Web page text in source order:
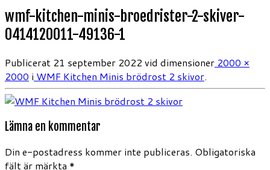
wmf-kitchen-minis-broedrister-2-skiver-
0414120011-49136-1
Publicerat 21 september 2022 vid dimensioner 2000 ×
2000 i WMF Kitchen Minis brödrost 2 skivor.
Lämna en kommentar
Din e-postadress kommer inte publiceras. Obligatoriska
fält är märkta *